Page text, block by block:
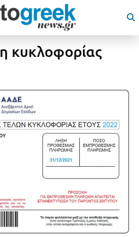
κυκλοφορίας